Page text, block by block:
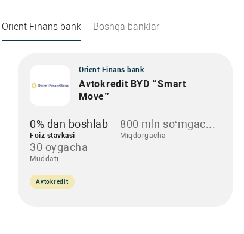
Orient Finans bank Boshqa banklar
Orient Finans bank
Avtokredit BYD “Smart
Move”
0% dan boshlab
Foiz stavkasi
800 mln so‘mgac...
Miqdorgacha
30 oygacha
Muddati
Avtokredit